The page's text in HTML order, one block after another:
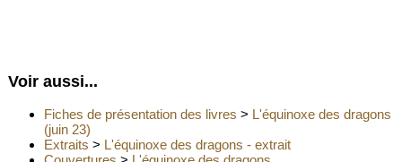
Voir aussi...
Fiches de présentation des livres > L'équinoxe des dragons
(juin 23)
Extraits > L'équinoxe des dragons - extrait